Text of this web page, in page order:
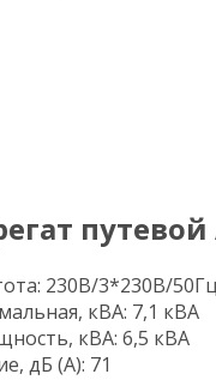
230В/3*230В/50Гц
кВА: 7,1 кВА
кВА: 6,5 кВА
дБ (А): 71